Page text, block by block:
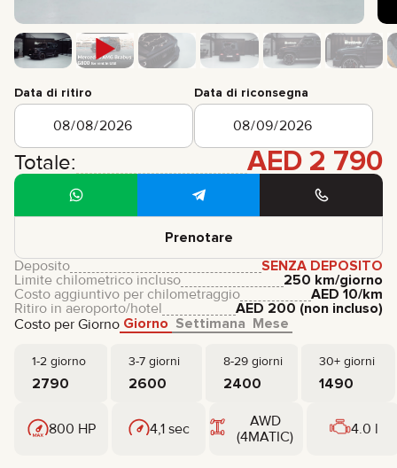
Data di ritiro Data di riconsegna
Totale: AED 2 790
Prenotare
Costo per Giorno Giorno Settimana Mese
1-2 giorno 3-7 giorni 8-29 giorni 30+ giorni
2790 2600 2400 1490
Deposito
SENZA DEPOSITO
Limite chilometrico incluso
250 km/giorno
Costo aggiuntivo per chilometraggio
AED 10/km
Ritiro in aeroporto/hotel
AED 200 (non incluso)
800 HP 4,1 sec
AWD
(4MATIC)
4.0 l